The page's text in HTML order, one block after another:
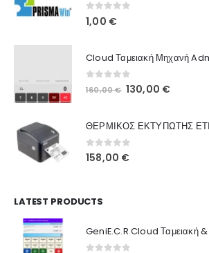
0 out of 5
1,00 €
out of 5
160,00€ Original
160,00 €.
130,00 €Η
είναι:
0out of 5
158,00 €
LATEST PRODUCTS
GeniE.C.R Cloud Ταμειακή
Παραγγελίες
Πληροφορίες Καταστήματος
Ποιοι Είμαστε
Γιατί Εμάς
Blog
Όροι Χρήσης